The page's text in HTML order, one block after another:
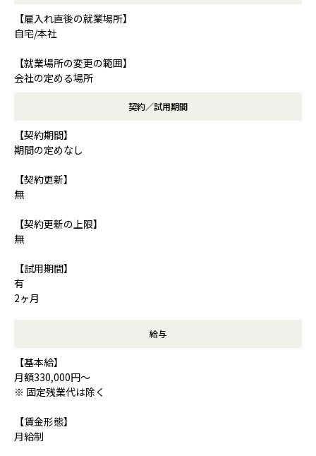
【雇入れ直後の就業場所】
自宅/本社
【就業場所の変更の範囲】
会社の定める場所
契約／試用期間
【契約期間】
期間の定めなし
【契約更新】
無
【契約更新の上限】
無
【試用期間】
有
2ヶ月
給与
【基本給】
月額330,000円～
※ 固定残業代は除く
【賃金形態】
月給制